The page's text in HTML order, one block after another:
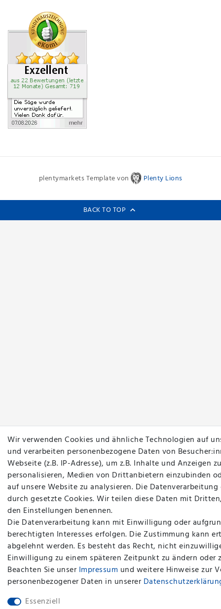
Wir verwenden Cookies und ähnliche Technologien auf
und verarbeiten personenbezogene Daten von
Webseite (z.B. IP-Adresse), um z.B. Inhalte und Anzeigen
personalisieren, Medien von Drittanbietern einzubinden
auf unsere Website zu analysieren. Die
durch gesetzte Cookies. Wir teilen diese Daten mit
den Einstellungen benennen.
Die Datenverarbeitung kann mit Einwilligung oder
berechtigten Interesses erfolgen. Die Zustimmung kann
abgelehnt werden. Es besteht das Recht, nicht
Einwilligung zu einem späteren Zeitpunkt zu ändern oder
Beachten Sie unser Impressum und weitere Hinweise zur
personenbezogener Daten in unserer
Essenziell
plentymarkets Template von Plenty Lions
BACK TO TOP